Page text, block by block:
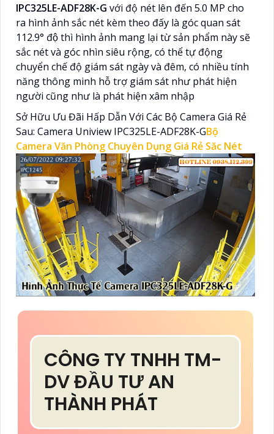
IPC325LE-ADF28K-G với độ nét lên đến 5.0 MP cho
ra hình ảnh sắc nét kèm theo đấy là góc quan sát
112.9° độ thì hình ảnh mang lại từ sản phẩm này sẽ
sắc nét và góc nhìn siêu rộng, có thể tự động
chuyển chế độ giám sát ngày và đêm, có nhiều tính
năng thông minh hỗ trợ giám sát như phát hiện
người cũng như là phát hiện xâm nhập
Sở Hữu Ưu Đãi Hấp Dẫn Với Các Bộ Camera Giá Rẻ
Sau: Camera Uniview IPC325LE-ADF28K-GBộ
Camera Văn Phòng Chuyên Dụng Giá Rẻ Săc Nét
CÔNG TY TNHH TM-
DV ĐẦU TƯ AN
THÀNH PHÁT